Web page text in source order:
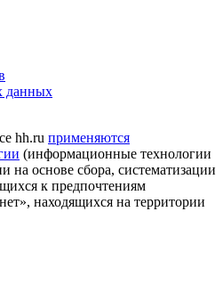
данных
hh.ru применяются
(информационные технологии
на основе сбора, систематизации
к предпочтениям
находящихся на территории